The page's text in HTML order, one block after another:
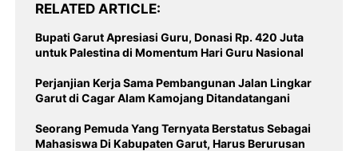
RELATED ARTICLE
Bupati Garut Apresiasi Guru, Donasi Rp. 420 Juta
untuk Palestina di Momentum Hari Guru Nasional
Perjanjian Kerja Sama Pembangunan Jalan Lingkar
Garut di Cagar Alam Kamojang Ditandatangani
Seorang Pemuda Yang Ternyata Berstatus Sebagai
Mahasiswa Di Kabupaten Garut, Harus Berurusan